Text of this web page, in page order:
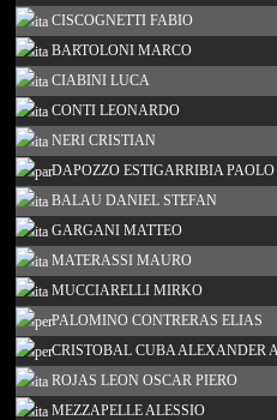
CISCOGNETTI FABIO
BARTOLONI MARCO
CIABINI LUCA
CONTI LEONARDO
NERI CRISTIAN
DAPOZZO ESTIGARRIBIA PAOLO
BALAU DANIEL STEFAN
GARGANI MATTEO
MATERASSI MAURO
MUCCIARELLI MIRKO
PALOMINO CONTRERAS ELIAS
CRISTOBAL CUBA ALEXANDER
ROJAS LEON OSCAR PIERO
MEZZAPELLE ALESSIO